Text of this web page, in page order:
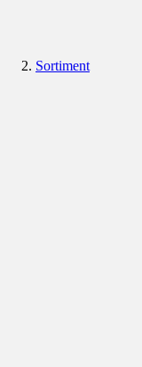
Sortiment